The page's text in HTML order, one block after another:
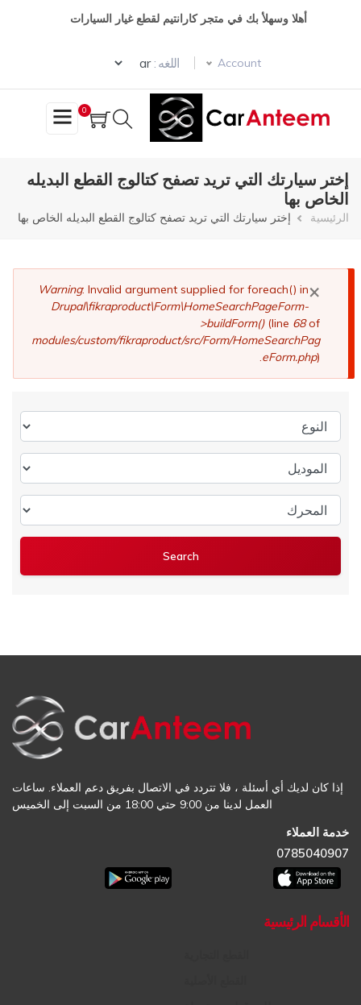
أهلا وسهلأ بك في متجر كارانتيم لقطع غيار السيارات
Account اللغه :
Select your language
0
إختر سيارتك التي تريد تصفح كتالوج القطع البديله
الخاص بها
مسار
الرئيسية إختر سيارتك التي تريد تصفح كتالوج القطع البديله الخاص بها
×
رسالة
الخطأ
Warning: Invalid argument supplied for foreach() in
Drupal\fikraproduct\Form\HomeSearchPageForm-
>buildForm()(line 68of
modules/custom/fikraproduct/src/Form/HomeSearchPag
eForm.php).
النوع
الموديل
المحرك
إذا كان لديك أي أسئلة ، فلا تتردد في الاتصال بفريق دعم العملاء. ساعات
العمل لدينا من 9:00 حتي 18:00 من السبت إلى الخميس
خدمة العملاء
0785040907
الأقسام الرئيسية